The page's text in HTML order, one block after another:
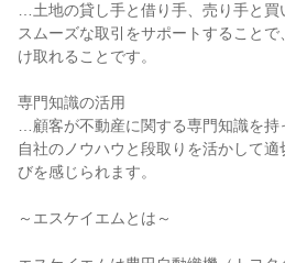
…土地の貸し手と借り手、売り手と買
スムーズな取引をサポートすること
け取れることです。
専門知識の活用
…顧客が不動産に関する専門知識を持
自社のノウハウと段取りを活かして
びを感じられます。
～エスケイエムとは～